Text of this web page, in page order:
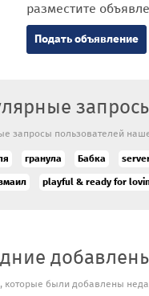
разместите
Подать объявление
запросы пользователей
гранула Бабка
playful & ready for
которые были добавлены